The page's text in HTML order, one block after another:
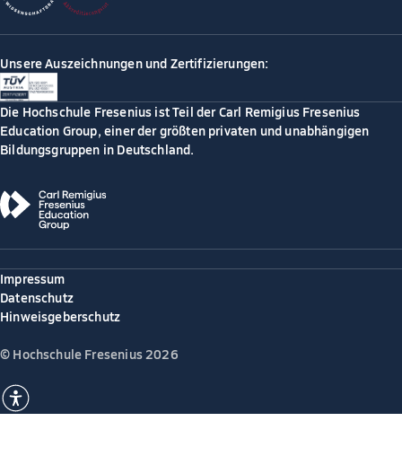
Unsere Auszeichnungen und Zertifizierungen:
Die Hochschule Fresenius ist Teil der Carl Remigius Fresenius
Education Group, einer der größten privaten und unabhängigen
Bildungsgruppen in Deutschland.
Impressum
Datenschutz
Hinweisgeberschutz
© Hochschule Fresenius 2026